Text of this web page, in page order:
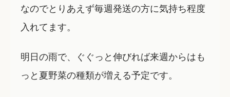
なのでとりあえず毎週発送の方に気持ち程度
入れてます。
明日の雨で、ぐぐっと伸びれば来週からはも
っと夏野菜の種類が増える予定です。